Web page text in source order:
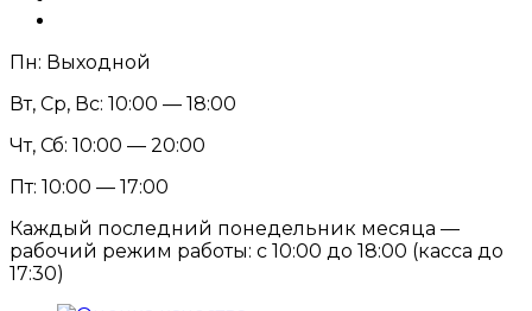
Пн: Выходной
Вт, Ср, Вс: 10:00 — 18:00
Чт, Сб: 10:00 — 20:00
Пт: 10:00 — 17:00
Каждый последний понедельник месяца —
рабочий режим работы: с 10:00 до 18:00 (касса до
17:30)